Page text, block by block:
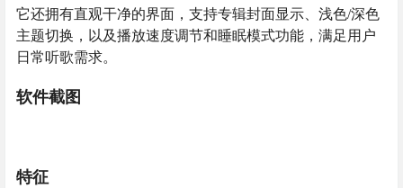
它还拥有直观干净的界面，支持专辑封面显示、浅色/深色
主题切换，以及播放速度调节和睡眠模式功能，满足用户
日常听歌需求。
软件截图
特征